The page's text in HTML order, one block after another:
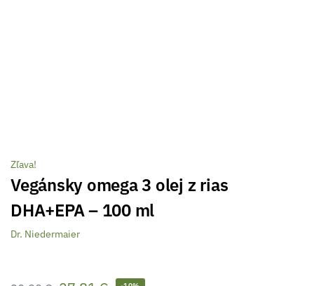
Zľava!
Vegánsky omega 3 olej z rias
DHA+EPA – 100 ml
Dr. Niedermaier